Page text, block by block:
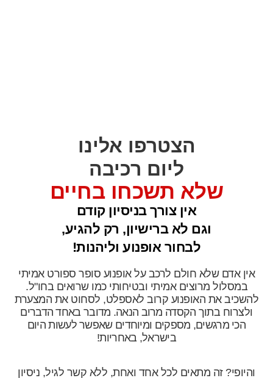
הצטרפו אלינו
ליום רכיבה
שלא תשכחו בחיים
אין צורך בניסיון קודם
וגם לא ברישיון, רק להגיע,
לבחור אופנוע וליהנות!
אין אדם שלא חולם לרכב על אופנוע סופר ספורט אמיתי
במסלול מרוצים אמיתי ובטיחותי כמו שרואים בחו"ל.
להשכיב את האופנוע קרוב לאספלט, לסחוט את המצערת
ולצרוחבתוך הקסדה מרוב הנאה. מדובר באחד הדברים
הכי מרגשים, מספקים ומיוחדים שאפשר לעשות היום
בישראל, באחריות!
והיופי? זה מתאים לכל אחד ואחת, ללא קשר לגיל, ניסיון